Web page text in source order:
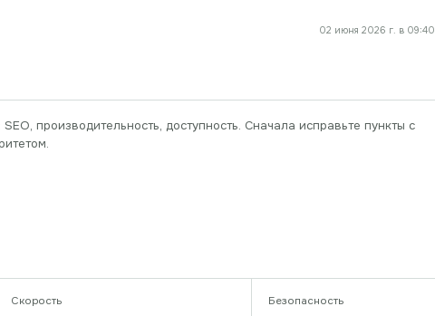
02 июня 2026 г. в 09:40
производительность, доступность. Сначала исправьте пункты с
Скорость Безопасность